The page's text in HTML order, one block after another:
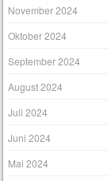
November 2024
Oktober 2024
September 2024
August 2024
Juli 2024
Juni 2024
Mai 2024